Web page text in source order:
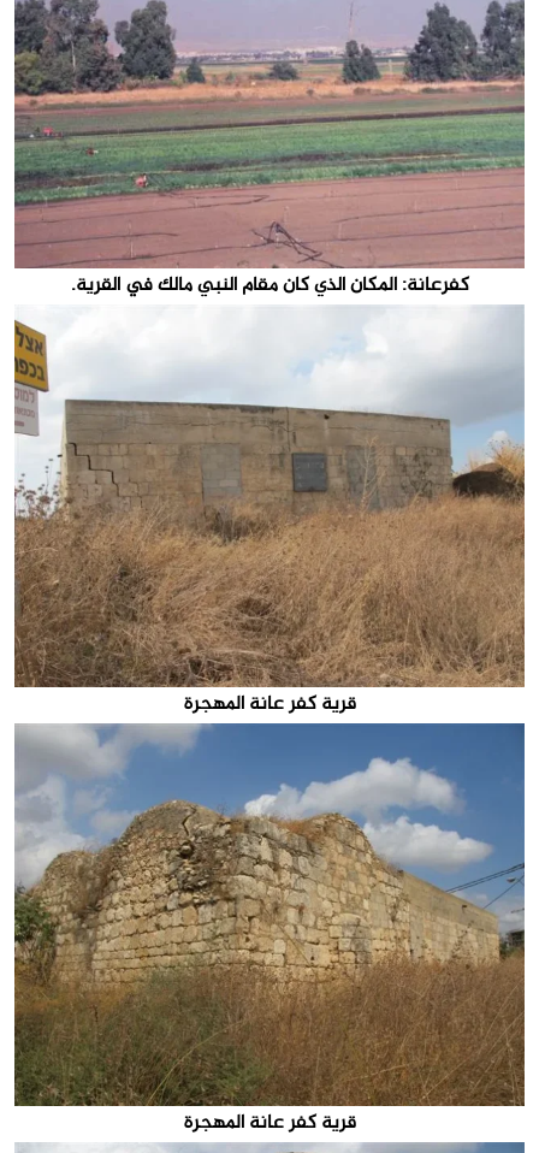
كفرعانة: المكان الذي كان مقام النبي مالك في القرية.
قرية كفر عانة المهجرة
قرية كفر عانة المهجرة